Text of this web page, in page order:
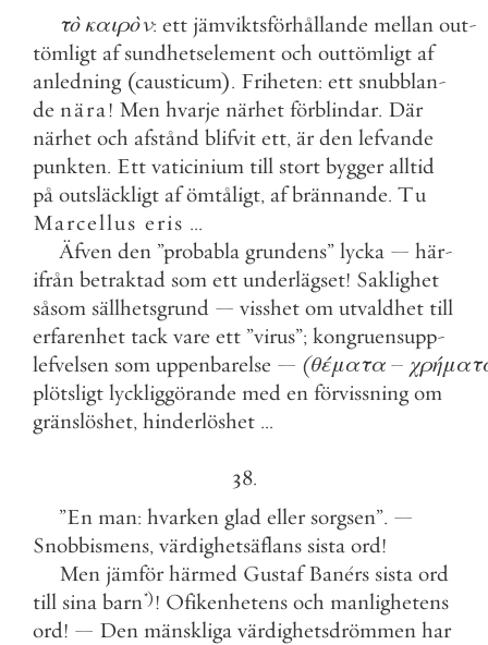
τὸ καιρὸν: ett jämviktsförhållande mellan out-
tömligt af sundhetselement och outtömligt af
anledning (causticum). Friheten: ett snubblan-
de nära! Men hvarje närhet förblindar. Där
närhet och afstånd blifvit ett, är den lefvande
punkten. Ett vaticinium till stort bygger alltid
på outsläckligt af ömtåligt, af brännande. Tu
Marcellus eris ...
Äfven den ”probabla grundens” lycka — här-
ifrån betraktad som ett underlägset! Saklighet
såsom sällhetsgrund — visshet om utvaldhet till
erfarenhet tack vare ett ”virus”; kongruensupp-
lefvelsen som uppenbarelse — (θέματα –
plötsligt lyckliggörande med en förvissning om
gränslöshet, hinderlöshet ...
38.
”En man: hvarken glad eller sorgsen”. —
Snobbismens, värdighetsäflans sista ord!
Men jämför härmed Gustaf Banérs sista ord
till sina barn*)! Ofikenhetens och manlighetens
ord! — Den mänskliga värdighetsdrömmen har